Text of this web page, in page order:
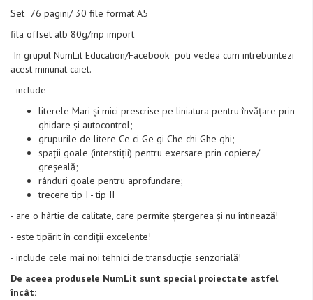
Set 76 pagini/ 30 file format A5
fila offset alb 80g/mp import
In grupul NumLit Education/Facebook poti vedea cum intrebuintezi
acest minunat caiet.
- include
literele Mari și mici prescrise pe liniatura pentru învățare prin
ghidare și autocontrol;
grupurile de litere Ce ci Ge gi Che chi Ghe ghi;
spații goale (interstiții) pentru exersare prin copiere/
greșeală;
rânduri goale pentru aprofundare;
trecere tip I - tip II
- are o hârtie de calitate, care permite ștergerea și nu întinează!
- este tipărit în condiții excelente!
- include cele mai noi tehnici de transducție senzorială!
De aceea produsele NumLit sunt special proiectate astfel
încât: